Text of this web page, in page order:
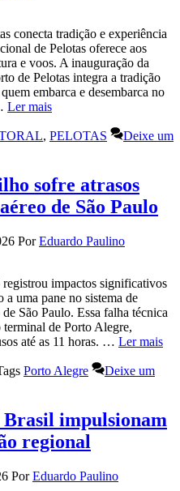
conecta tradição e experiência
de Pelotas oferece aos
e voos. A inauguração da
de Pelotas integra a tradição
embarca e desembarca no
Ler mais
, PELOTAS
Deixe um
sofre atrasos
de São Paulo
PorEduardo Paulino
impactos significativos
uma pane no sistema de
São Paulo. Essa falha técnica
de Porto Alegre,
até as 11 horas. … Ler mais
Porto Alegre
Deixe um
impulsionam
regional
PorEduardo Paulino